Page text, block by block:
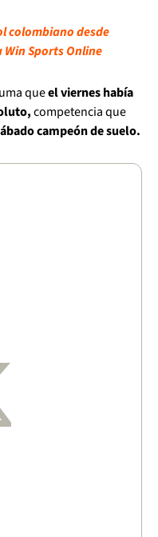
colombiano desde
Sports Online
queel viernes había
competencia que
campeón de suelo.